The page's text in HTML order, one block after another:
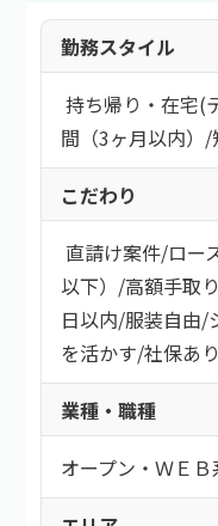
勤務スタイル
持ち帰り・在宅(
間（3ヶ月以内） /
こだわり
直請け案件/ロー
以下） /高額手取
日以内/服装自由/
を活かす/社保あり
業種・職種
オープン・ＷＥＢ